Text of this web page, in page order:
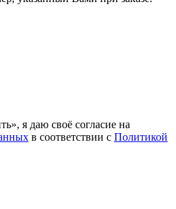
я даю своё согласие на
в соответствии с Политикой